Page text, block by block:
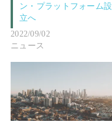
ン・プラットフォーム設
立へ
2022/09/02
ニュース